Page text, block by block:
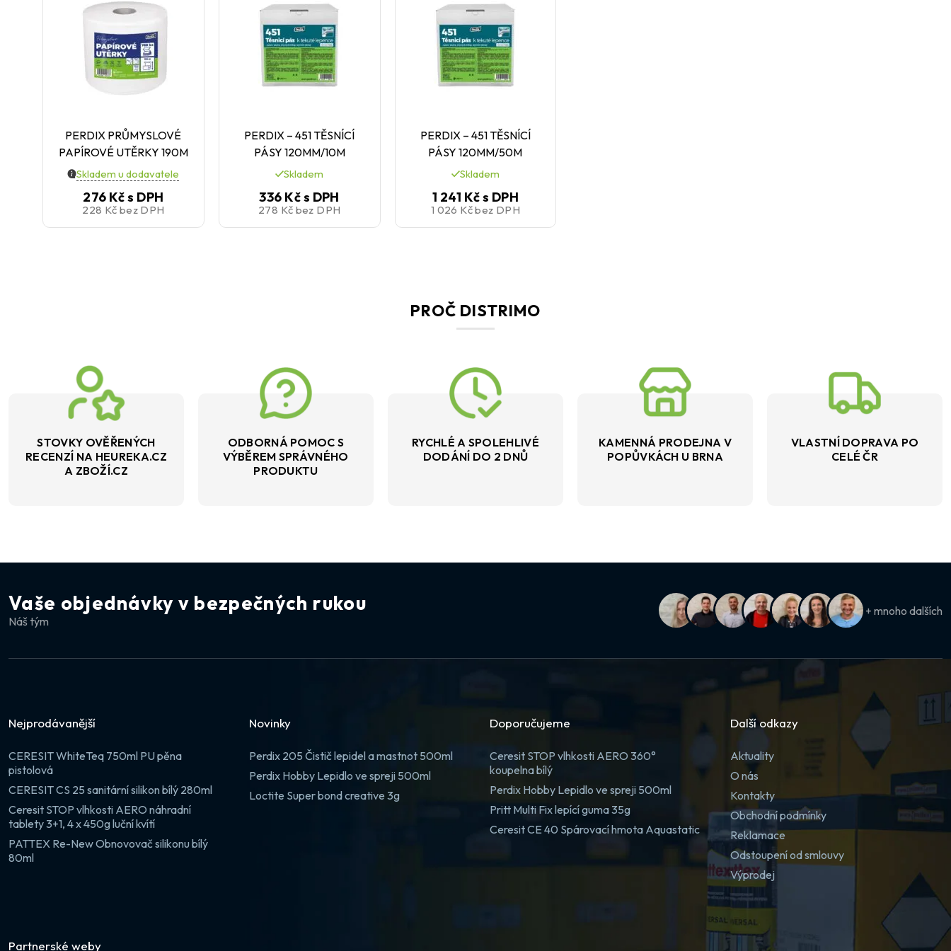
PERDIX PRŮMYSLOVÉ
PAPÍROVÉ UTĚRKY 190M
Skladem u dodavatele
276 Kčs DPH
228 Kč bez DPH
PERDIX – 451 TĚSNÍCÍ
PÁSY 120MM/10M
Skladem
336 Kčs DPH
278 Kč bez DPH
PERDIX – 451 TĚSNÍCÍ
PÁSY 120MM/50M
Skladem
1 241 Kčs DPH
1 026 Kčbez DPH
PROČ DISTRIMO
STOVKY OVĚŘENÝCH
RECENZÍ NA HEUREKA.CZ
A ZBOŽÍ.CZ
ODBORNÁ POMOC S
VÝBĚREM SPRÁVNÉHO
PRODUKTU
RYCHLÉ A SPOLEHLIVÉ
DODÁNÍ DO 2 DNŮ
KAMENNÁ PRODEJNA V
POPŮVKÁCH U BRNA
VLASTNÍ DOPRAVA PO
CELÉ ČR
Vaše objednávky v bezpečných rukou
Náš tým
+ mnoho dalších
Nejprodávanější
CERESIT WhiteTeq 750ml PU pěna
pistolová
CERESIT CS 25 sanitární silikon bílý 280ml
Ceresit STOP vlhkosti AERO náhradní
tablety 3+1, 4 x 450g luční kvítí
PATTEX Re-New Obnovovač silikonu bílý
80ml
Novinky
Perdix 205 Čistič lepidel a mastnot 500ml
Perdix Hobby Lepidlo ve spreji 500ml
Loctite Super bond creative 3g
Doporučujeme
Ceresit STOP vlhkosti AERO 360°
koupelna bílý
Perdix Hobby Lepidlo ve spreji 500ml
Pritt Multi Fix lepící guma 35g
Ceresit CE 40 Spárovací hmota Aquastatic
Další odkazy
Aktuality
O nás
Kontakty
Obchodní podmínky
Reklamace
Odstoupení od smlouvy
Výprodej
Partnerské weby